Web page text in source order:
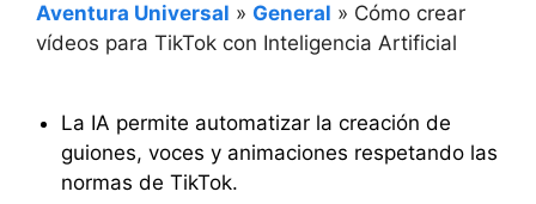
Aventura Universal » General » Cómo crear
vídeos para TikTok con Inteligencia Artificial
La IA permite automatizar la creación de
guiones, voces y animaciones respetando las
normas de TikTok.